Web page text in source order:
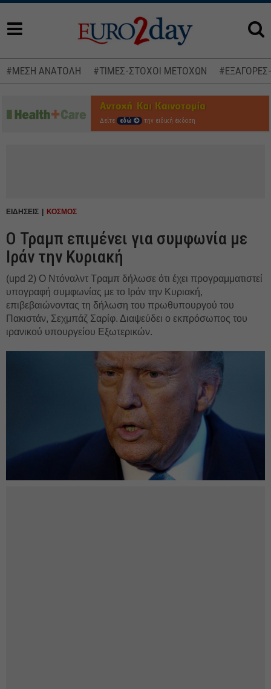
#ΜΕΣΗ ΑΝΑΤΟΛΗ #ΤΙΜΕΣ-ΣΤΟΧΟΙ ΜΕΤΟΧΩΝ
Δείτε εδώ την ειδική έκδοση
ΕΙΔΗΣΕΙΣ ΚΟΣΜΟΣ
Ο Τραμπ επιμένει για συμφωνία με
Ιράν την Κυριακή
(upd 2) Ο Ντόναλντ Τραμπ δήλωσε ότι έχει προγραμματιστεί
υπογραφή συμφωνίας με το Ιράν την Κυριακή,
επιβεβαιώνοντας τη δήλωση του πρωθυπουργού του
Πακιστάν, Σεχμπάζ Σαρίφ. Διαψεύδει ο εκπρόσωπος του
ιρανικού υπουργείου Εξωτερικών.